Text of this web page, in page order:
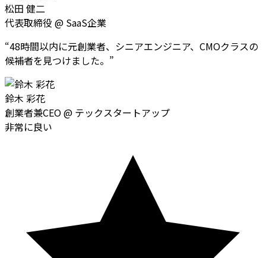
松田 健二
代表取締役 @ SaaS企業
“48時間以内に元創業者、シニアエンジニア、CMOクラスの
候補者を見つけました。 ”
鈴木 彩花
創業者兼CEO@ テックスタートアップ
非常に良い